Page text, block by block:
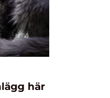
här